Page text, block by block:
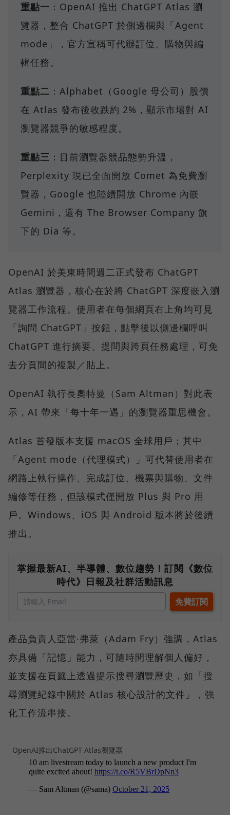
重點一 ：OpenAI 推出 ChatGPT Atlas 瀏
覽器，整合 ChatGPT 於側邊欄與「Agent
mode」，官方宣稱可代辦訂位、購物與編
輯任務。
重點二 ：Alphabet（Google 母公司）股價
在 Atlas 發布後收跌約 2%，顯示市場對 AI
瀏覽器競爭的敏感程度。
重點三 ：目前瀏覽器競品態勢升溫，
Perplexity 現已全面開放 Comet 為免費瀏
覽器，Google 也陸續開放 Chrome 內嵌
Gemini，還有 The Browser Company 旗
下的 Dia 等。
OpenAI 於美東時間週二正式發布 ChatGPT
Atlas 瀏覽器，核心在於將 ChatGPT 深度嵌入瀏
覽器工作流程。使用者在每個網頁右上角均可見
「詢問 ChatGPT」按鈕，點擊後以側邊欄呼叫
ChatGPT 進行摘要、提問與跨頁任務處理，可免
去分頁間的複製／貼上。
OpenAI 執行長奧特曼（Sam Altman）對此表
示，AI 帶來「每十年一遇」的瀏覽器重思機會。
Atlas 首發版本支援 macOS 全球用戶；其中
「Agent mode（代理模式）」可代替使用者在
網路上執行操作、完成訂位、機票與購物、文件
編修等任務，但該模式僅開放 Plus 與 Pro 用
戶。Windows、iOS 與 Android 版本將於後續
推出。
掌握最新AI、半導體、數位趨勢！訂閱《數位
時代》日報及社群活動訊息
產品負責人亞當·弗萊（Adam Fry）強調，Atlas
亦具備「記憶」能力，可隨時間理解個人偏好，
並支援在頁籤上透過提示搜尋瀏覽歷史，如「搜
尋瀏覽紀錄中關於 Atlas 核心設計的文件」，強
化工作流串接。
OpenAI推出ChatGPT Atlas瀏覽器